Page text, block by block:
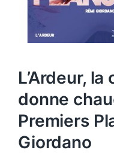
L’Ardeur,
donne
Premiers
Giordano